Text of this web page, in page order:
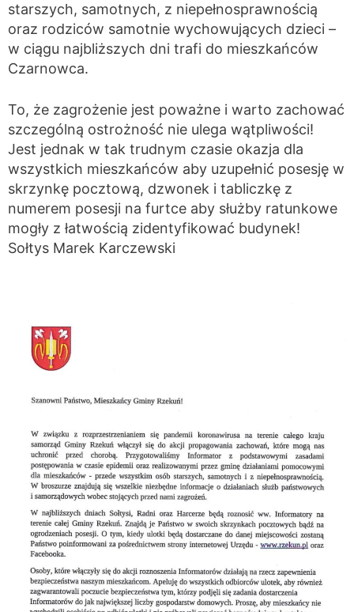
starszych, samotnych, z niepełnosprawnością
oraz rodziców samotnie wychowujących dzieci –
w ciągu najbliższych dni trafi do mieszkańców
Czarnowca.
To, że zagrożenie jest poważne i warto zachować
szczególną ostrożność nie ulega wątpliwości!
Jest jednak w tak trudnym czasie okazja dla
wszystkich mieszkańców aby uzupełnić posesję w
skrzynkę pocztową, dzwonek i tabliczkę z
numerem posesji na furtce aby służby ratunkowe
mogły z łatwością zidentyfikować budynek!
Sołtys Marek Karczewski